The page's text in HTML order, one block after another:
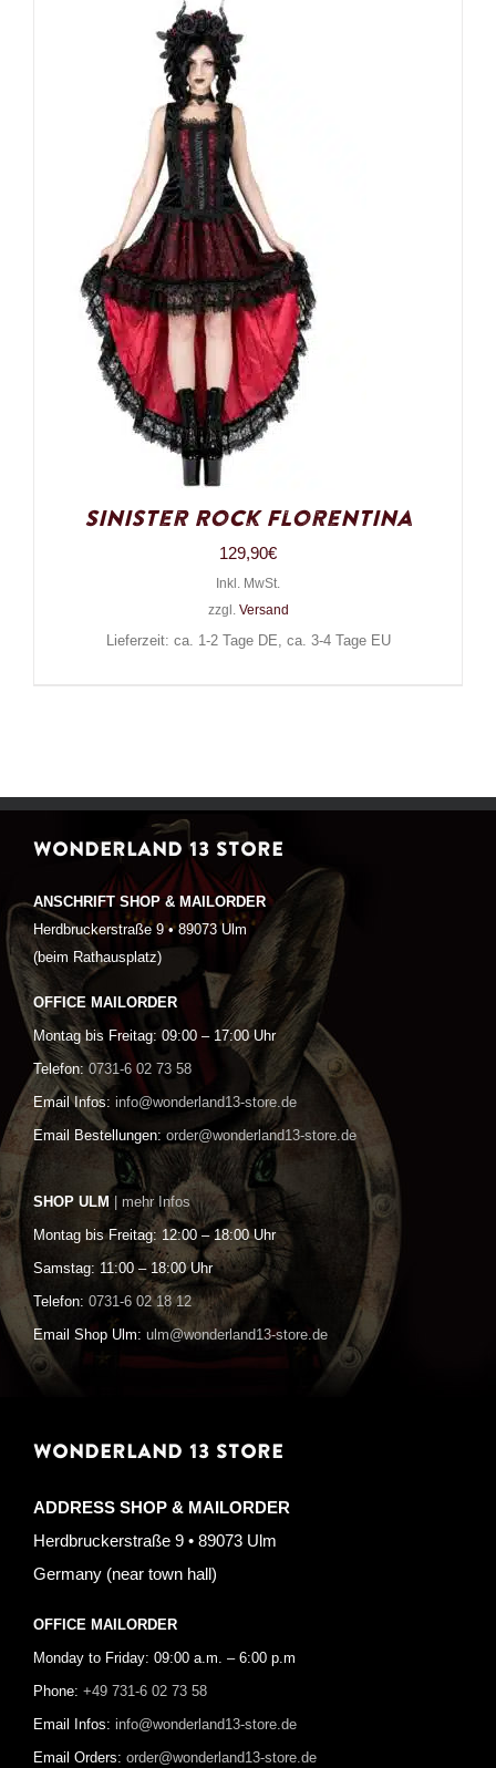
Sinister Rock Florentina
129,90€
Inkl. MwSt.
zzgl. Versand
Lieferzeit: ca. 1-2 Tage DE, ca. 3-4 Tage EU
WONDERLAND 13 STORE
ANSCHRIFT SHOP & MAILORDER
Herdbruckerstraße 9 • 89073 Ulm
(beim Rathausplatz)
OFFICE MAILORDER
Montag bis Freitag: 09:00 – 17:00 Uhr
Telefon: 0731-6 02 73 58
Email Infos: info@wonderland13-store.de
Email Bestellungen: order@wonderland13-store.de
SHOP ULM | mehr Infos
Montag bis Freitag: 12:00 – 18:00 Uhr
Samstag: 11:00 – 18:00 Uhr
Telefon: 0731-6 02 18 12
Email Shop Ulm: ulm@wonderland13-store.de
WONDERLAND 13 STORE
ADDRESS SHOP & MAILORDER
Herdbruckerstraße 9 • 89073 Ulm
Germany (near town hall)
OFFICE MAILORDER
Monday to Friday: 09:00 a.m. – 6:00 p.m
Phone: +49 731-6 02 73 58
Email Infos: info@wonderland13-store.de
Email Orders: order@wonderland13-store.de